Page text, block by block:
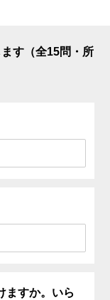
す（全15問・所
ますか。いら